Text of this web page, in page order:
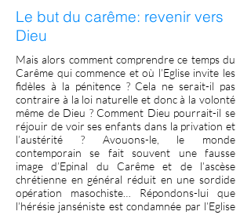
Le but du carême: revenir vers
Dieu
Mais alors comment comprendre ce temps du
Carême qui commence et où l’Eglise invite les
fidèles à la pénitence ? Cela ne serait-il pas
contraire à la loi naturelle et donc à la volonté
même de Dieu ? Comment Dieu pourrait-il se
réjouir de voir ses enfants dans la privation et
l’austérité ? Avouons-le, le monde
contemporain se fait souvent une fausse
image d’Epinal du Carême et de l’ascèse
chrétienne en général réduit en une sordide
opération masochiste… Répondons-lui que
l’hérésie janséniste est condamnée par l’Eglise